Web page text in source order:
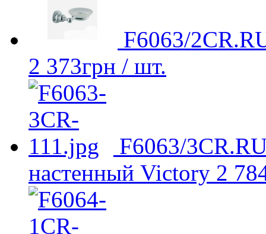
F6063/
2 373грн / шт.
F6063/
настенный Victory 2